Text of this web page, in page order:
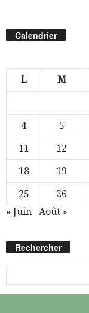
Calendrier
L M
4
5
11
12
18
19
25
26
« Juin
Août »
Rechercher